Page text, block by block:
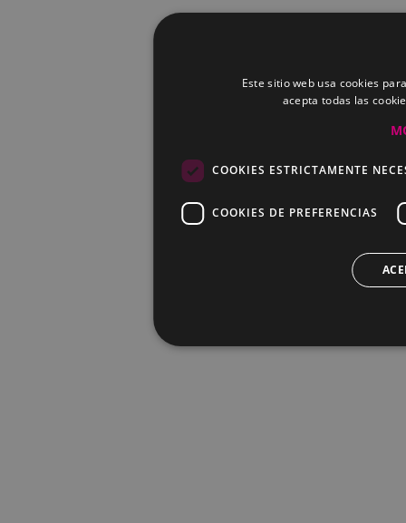
Este sitio web usa cookies
acepta todas las
COOKIES ESTRICTAMENTE
COOKIES DE PREFERENCIAS